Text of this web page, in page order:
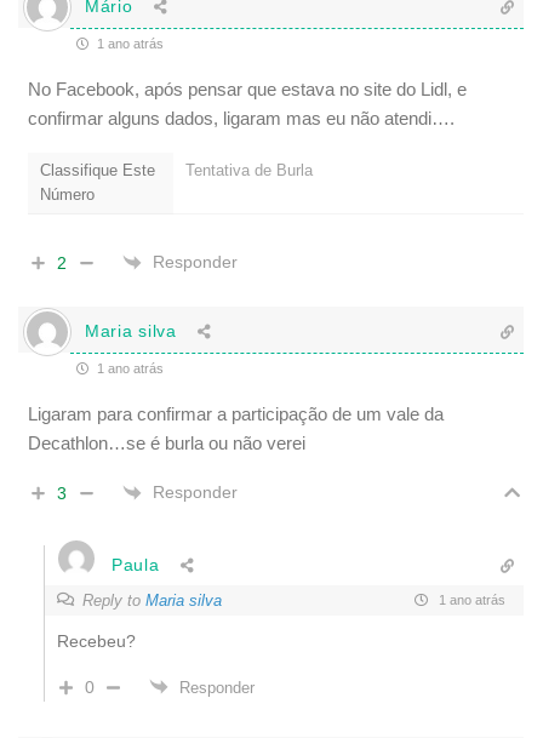
Mário
1 ano atrás
No Facebook, após pensar que estava no site do Lidl, e
confirmar alguns dados, ligaram mas eu não atendi….
Classifique Este
Número
Tentativa de Burla
2 Responder
Maria silva
1 ano atrás
Ligaram para confirmar a participação de um vale da
Decathlon…se é burla ou não verei
3 Responder
Paula
Reply to Maria silva 1 ano atrás
Recebeu?
0 Responder